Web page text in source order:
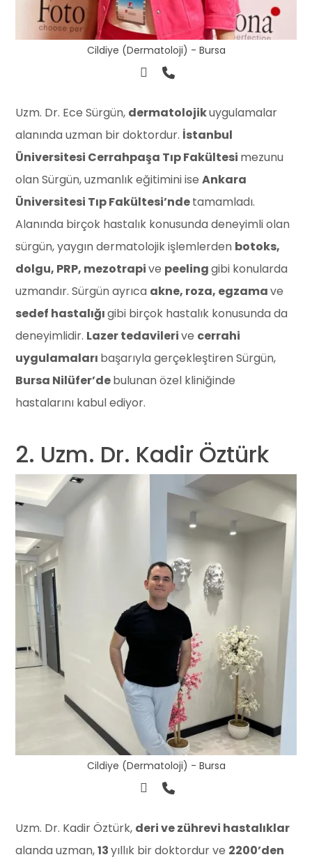
Cildiye (Dermatoloji) - Bursa
⁠Uzm. Dr. Ece Sürgün, dermatolojikuygulamalar
alanında uzman bir doktordur. İstanbul
Üniversitesi Cerrahpaşa Tıp Fakültesi mezunu
olan Sürgün, uzmanlık eğitimini iseAnkara
Üniversitesi Tıp Fakültesi’ndetamamladı.
Alanında birçok hastalık konusunda deneyimli olan
sürgün, yaygın dermatolojik işlemlerden botoks,
dolgu, PRP, mezotrapive peelinggibi konularda
uzmandır. Sürgün ayrıca akne, roza, egzamave
sedef hastalığıgibi birçok hastalık konusunda da
deneyimlidir. Lazer tedavilerive cerrahi
uygulamaları başarıyla gerçekleştiren Sürgün,
Bursa Nilüfer’debulunan özel kliniğinde
hastalarını kabul ediyor.
2. Uzm. Dr. Kadir Öztürk
Cildiye (Dermatoloji) - Bursa
⁠Uzm. Dr. Kadir Öztürk, deri ve zührevi hastalıklar
alanda uzman,13yıllık bir doktordur ve 2200’den